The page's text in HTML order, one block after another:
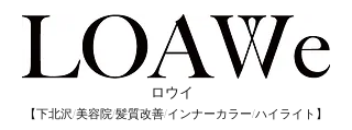
​ロウイ
​【下北沢/美容院/髪質改善/インナーカラー/​ハイライト】